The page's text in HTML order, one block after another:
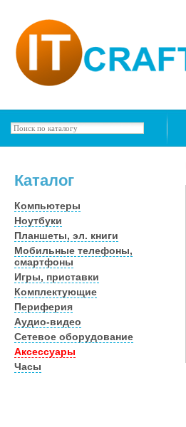
Каталог
Компьютеры
Ноутбуки
Планшеты, эл. книги
Мобильные телефоны,
смартфоны
Игры, приставки
Комплектующие
Периферия
Аудио-видео
Сетевое оборудование
Аксессуары
Часы